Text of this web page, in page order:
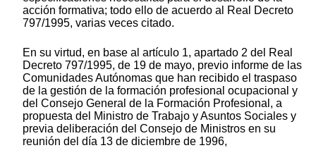
acción formativa; todo ello de acuerdo al Real Decreto
797/1995, varias veces citado.
En su virtud, en base al artículo 1, apartado 2 del Real
Decreto 797/1995, de 19 de mayo, previo informe de las
Comunidades Autónomas que han recibido el traspaso
de la gestión de la formación profesional ocupacional y
del Consejo General de la Formación Profesional, a
propuesta del Ministro de Trabajo y Asuntos Sociales y
previa deliberación del Consejo de Ministros en su
reunión del día 13 de diciembre de 1996,